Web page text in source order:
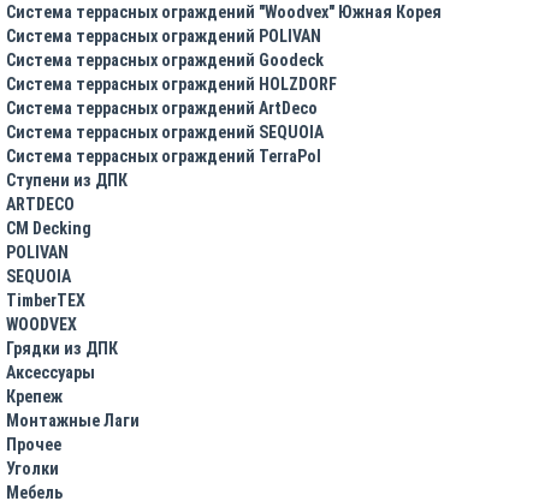
Система террасных ограждений "Woodvex" Южная Корея
Система террасных ограждений POLIVAN
Система террасных ограждений Goodeck
Система террасных ограждений HOLZDORF
Система террасных ограждений ArtDeco
Система террасных ограждений SEQUOIA
Система террасных ограждений TerraPol
Ступени из ДПК
ARTDECO
CM Decking
POLIVAN
SEQUOIA
TimberTEX
WOODVEX
Грядки из ДПК
Аксессуары
Крепеж
Монтажные Лаги
Прочее
Уголки
Мебель